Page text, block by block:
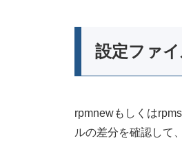
設定ファ
rpmnewもしくは
ルの差分を確認して